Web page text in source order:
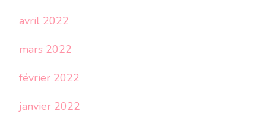
avril 2022
mars 2022
février 2022
janvier 2022